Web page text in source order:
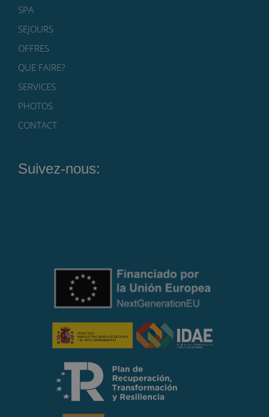
SPA
SEJOURS
OFFRES
QUE FAIRE?
SERVICES
PHOTOS
CONTACT
Suivez-nous: